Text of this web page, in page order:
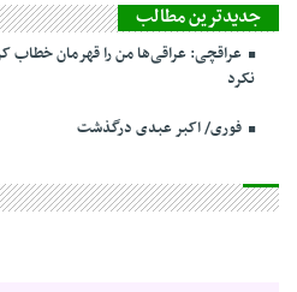
جدیدترین مطالب
عراقچی: عراقی‌ها من را قهرمان خطاب
نکرد
فوری/ اکبر عبدی درگذشت